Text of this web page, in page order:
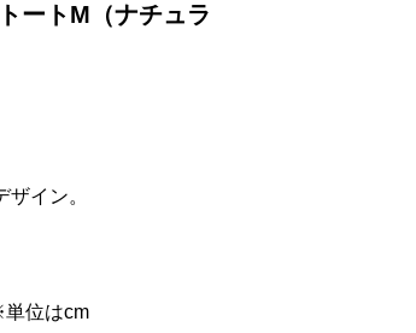
ートM（ナチュラ
イン。
位はcm